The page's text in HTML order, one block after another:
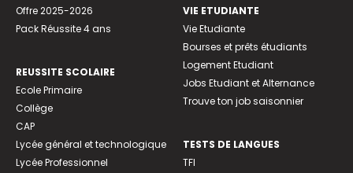
Offre 2025-2026
Pack Réussite 4 ans
REUSSITE SCOLAIRE
Ecole Primaire
Collège
CAP
Lycée général et technologique
Lycée Professionnel
VIE ETUDIANTE
Vie Etudiante
Bourses et prêts étudiants
Logement Etudiant
Jobs Etudiant et Alternance
Trouve ton job saisonnier
TESTS DE LANGUES
TFI